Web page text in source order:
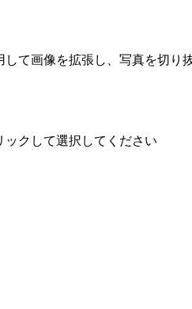
て画像を拡張し、写真を切
クして選択してください